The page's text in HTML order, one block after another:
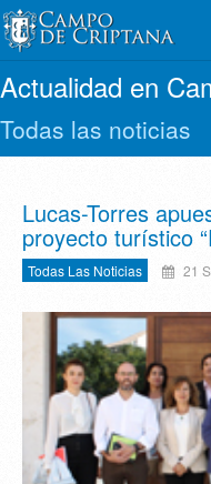
Actualidad en
Todas las noticias
Lucas-Torres
proyecto turístico
Todas Las Noticias 21